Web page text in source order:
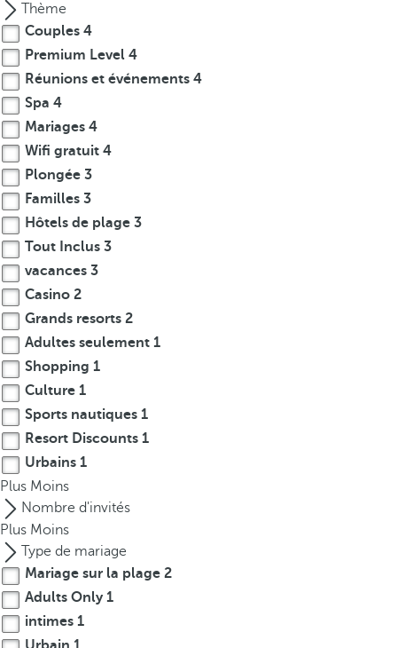
Thème
Couples 4
Premium Level 4
Réunions et événements 4
Spa 4
Mariages 4
Wifi gratuit 4
Plongée 3
Familles 3
Hôtels de plage 3
Tout Inclus 3
vacances 3
Casino 2
Grands resorts 2
Adultes seulement 1
Shopping 1
Culture 1
Sports nautiques 1
Resort Discounts 1
Urbains 1
Plus Moins
Nombre d'invités
Plus Moins
Type de mariage
Mariage sur la plage 2
Adults Only1
intimes 1